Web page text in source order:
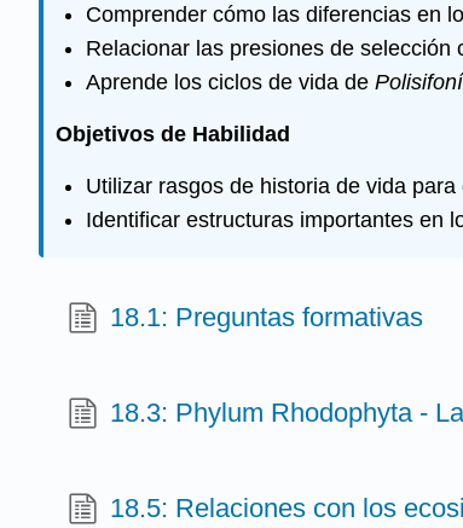
Comprender cómo las diferencias en
Relacionar las presiones de
Aprende los ciclos de vida de
Objetivos de Habilidad
Utilizar rasgos de historia de vida
Identificar estructuras importantes en
18.1: Preguntas formativas
18.3: Phylum Rhodophyta -
18.5: Relaciones con los